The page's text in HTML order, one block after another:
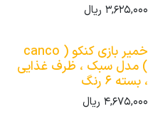
3,625,000ریال
خمیر بازی کنکو ( canco
) مدل سبک ، ظرف غذایی
، بسته 6 رنگ
4,675,000ریال